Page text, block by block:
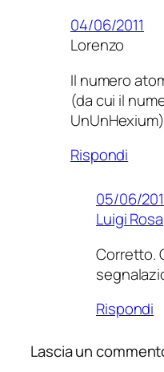
04/06/2011
Lorenzo
Il numero
(da cui il
Rispondi
05/06/
Luigi Rosa
Corretto.
Rispondi
Lascia un